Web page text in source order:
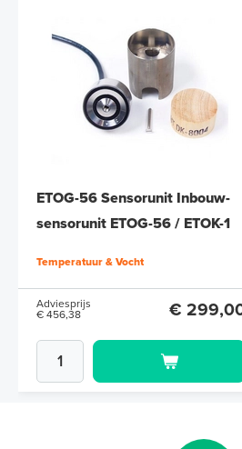
ETOG-56 Sensorunit Inbouw-
sensorunit ETOG-56 / ETOK-1
Temperatuur & Vocht
Adviesprijs
€ 456,38
€